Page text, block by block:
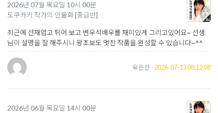
2026년 07월 목요일 10시 00분
도쿠카키 작가의 인물화 [중급반]
최근에 선재업고 튀어 보고 변우석배우를 재미있게 그리고있어요~ 선생
님이 설명을 잘 해주시니 왕초보도 멋진 작품을 완성할 수 있습니다~^^
유은선 - 2026-07-13 08:12:08
2026년 06월 목요일 14시 00분